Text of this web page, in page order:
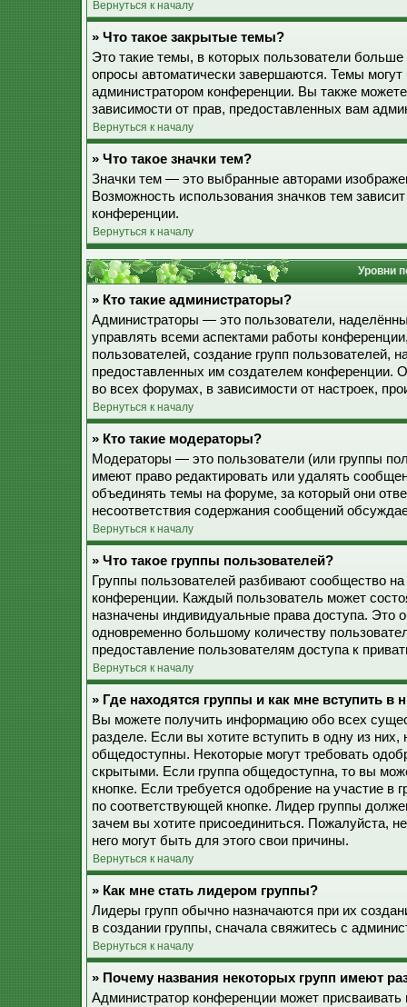
Вернуться к началу
» Что такое закрытые темы?
Это такие темы, в которых пользователи
опросы автоматически завершаются. Темы
администратором конференции. Вы также
зависимости от прав, предоставленных вам
Вернуться к началу
» Что такое значки тем?
Значки тем — это выбранные авторами
Возможность использования значков тем
конференции.
Вернуться к началу
Уровни
» Кто такие администраторы?
Администраторы — это пользователи,
управлять всеми аспектами работы
пользователей, создание групп пользователей,
предоставленных им создателем конференции.
во всех форумах, в зависимости от настроек,
Вернуться к началу
» Кто такие модераторы?
Модераторы — это пользователи (или группы
имеют право редактировать или удалять
объединять темы на форуме, за который они
несоответствия содержания сообщений
Вернуться к началу
» Что такое группы пользователей?
Группы пользователей разбивают сообщество
конференции. Каждый пользователь может
назначены индивидуальные права доступа. Это
одновременно большому количеству
предоставление пользователям доступа к
Вернуться к началу
» Где находятся группы и как мне вступить в
Вы можете получить информацию обо всех
разделе. Если вы хотите вступить в одну из
общедоступны. Некоторые могут требовать
скрытыми. Если группа общедоступна, то вы
кнопке. Если требуется одобрение на участие в
по соответствующей кнопке. Лидер группы
зачем вы хотите присоединиться. Пожалуйста,
него могут быть для этого свои причины.
Вернуться к началу
» Как мне стать лидером группы?
Лидеры групп обычно назначаются при их
в создании группы, сначала свяжитесь с
Вернуться к началу
» Почему названия некоторых групп имеют
Администратор конференции может